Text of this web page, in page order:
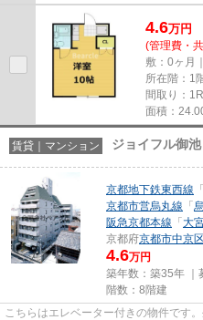
4.6万円
(管理費・
敷：0ヶ月
所在階：1
間取り：1R
面積：
賃貸｜マンション ジョイフル御池
京都地下鉄東西線 「
京都市営烏丸線 「
阪急京都本線 「 大
京都府京都市中京区
4.6万円
築年数：築35年 ｜
階数：8階建
こちらはエレベーター付きの物件です